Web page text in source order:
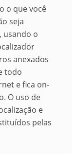
o que você
seja
usando o
anexados
todo
e fica on-
O uso de
e
pelas